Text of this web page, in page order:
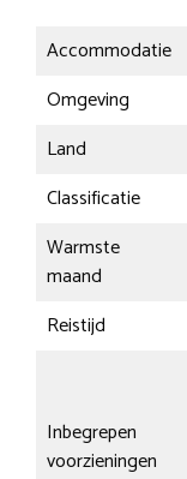
Accommodatie
Omgeving
Land
Classificatie
Warmste
maand
Reistijd
Inbegrepen
voorzieningen